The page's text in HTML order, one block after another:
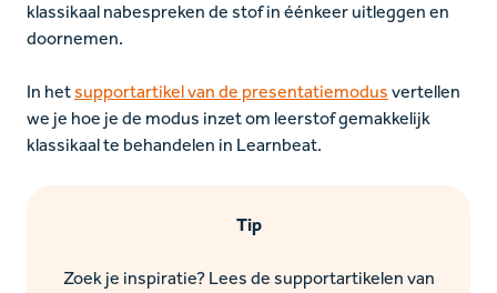
klassikaal nabespreken de stof in éénkeer uitleggen en
doornemen.
In hetsupportartikel van de presentatiemodus vertellen
we je hoe je de modus inzet om leerstof gemakkelijk
klassikaal te behandelen in Learnbeat.
Tip
Zoek je inspiratie? Lees de supportartikelen van